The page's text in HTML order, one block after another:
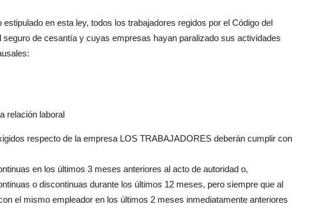
en esta ley, todos los trabajadores regidos por el Código del
seguro de cesantía y cuyas empresas hayan paralizado sus actividades
relación laboral
respecto de la empresa LOS TRABAJADORES deberán cumplir con
en los últimos 3 meses anteriores al acto de autoridad o,
o discontinuas durante los últimos 12 meses, pero siempre que al
el mismo empleador en los últimos 2 meses inmediatamente anteriores